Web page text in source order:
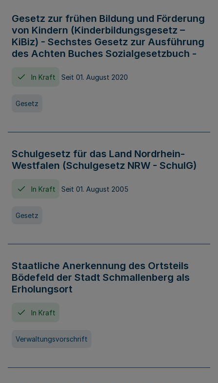
Gesetz zur frühen Bildung und Förderung
von Kindern (Kinderbildungsgesetz –
KiBiz) - Sechstes Gesetz zur Ausführung
des Achten Buches Sozialgesetzbuch -
In Kraft Seit 01. August 2020
Gesetz
Schulgesetz für das Land Nordrhein-
Westfalen (Schulgesetz NRW - SchulG)
In Kraft Seit 01. August 2005
Gesetz
Staatliche Anerkennung des Ortsteils
Bödefeld der Stadt Schmallenberg als
Erholungsort
In Kraft
Verwaltungsvorschrift